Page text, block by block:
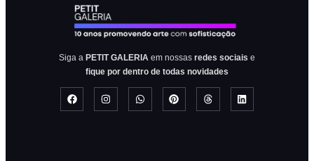
Siga a PETIT GALERIA em nossas redes sociais e
fique por dentro de todas novidades